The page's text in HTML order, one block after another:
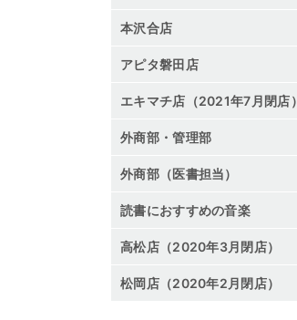
本沢合店
アピタ磐田店
エキマチ店（2021年7月閉店）
外商部・管理部
外商部（医書担当）
読書におすすめの音楽
高松店（2020年3月閉店）
松岡店（2020年2月閉店）